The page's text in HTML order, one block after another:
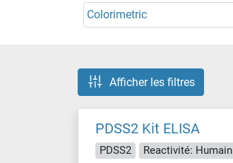
Colorimetric
Afficher les filtres
PDSS2 Kit ELISA
PDSS2 Reactivité: Humain